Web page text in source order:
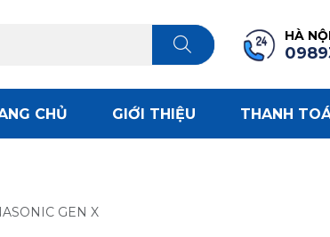
HÀ
CHỦ GIỚI THIỆU THANH
GEN X